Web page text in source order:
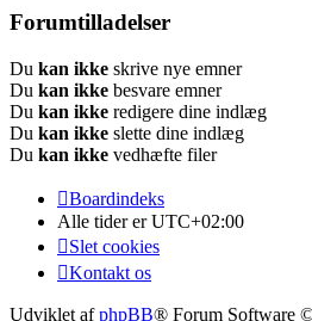
Forumtilladelser
Du kan ikke skrive nye emner
Du kan ikke besvare emner
Du kan ikke redigere dine indlæg
Du kan ikke slette dine indlæg
Du kan ikke vedhæfte filer
Boardindeks
Alle tider erUTC+02:00
Slet cookies
Kontakt os
Udviklet afphpBB® Forum Software